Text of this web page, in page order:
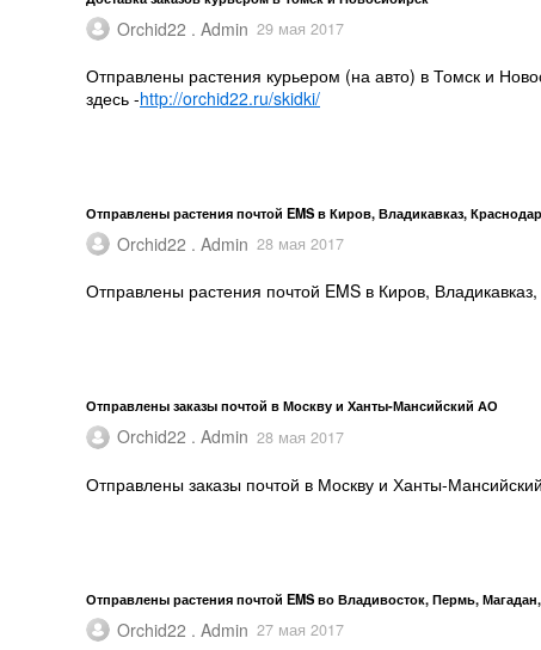
Orchid22 . Admin 29 мая 2017
Отправлены растения курьером (на авто) в Томск и
здесь -http://orchid22.ru/skidki/
Отправлены растения почтой EMS в Киров, Владикавказ,
Orchid22 . Admin 28 мая 2017
Отправлены растения почтой EMS в Киров,
Отправлены заказы почтой в Москву и Ханты-Мансийский АО
Orchid22 . Admin 28 мая 2017
Отправлены заказы почтой в Москву и Ханты-
Отправлены растения почтой EMS во Владивосток, Пермь,
Orchid22 . Admin 27 мая 2017